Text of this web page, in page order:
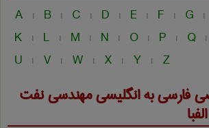
A | B | C | D | E | F | G |
K | L | M | N | O | P | Q |
U | V | W | X | Y | Z
فارسی به انگلیسیمهندسی نفت